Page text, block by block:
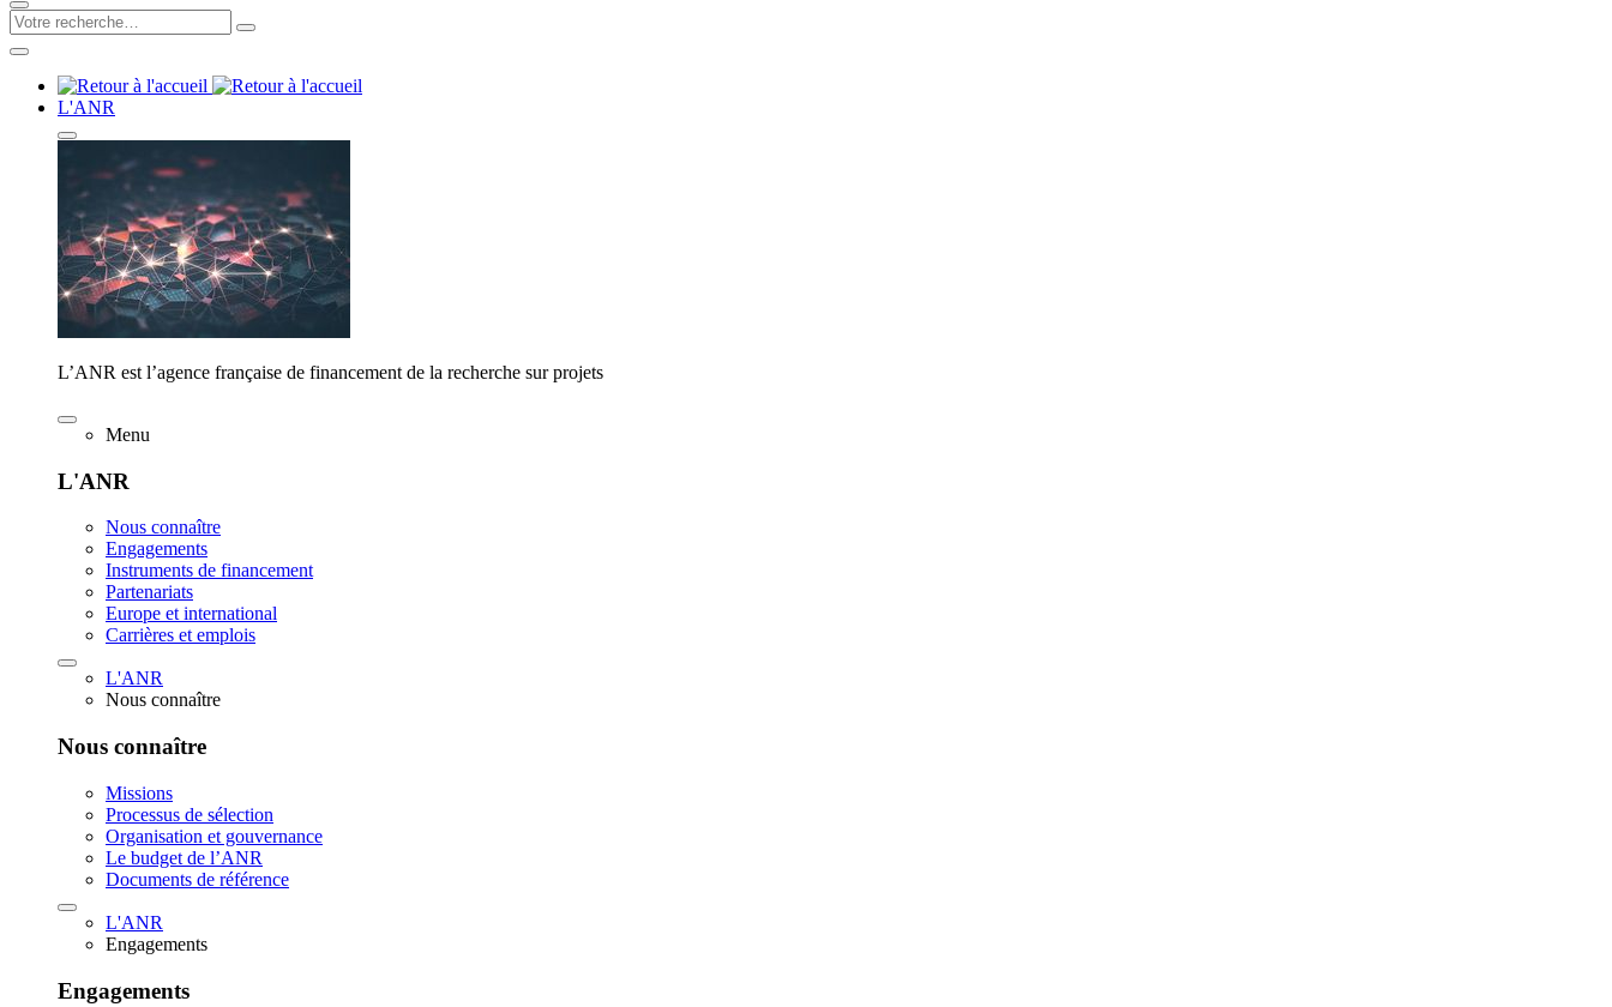
L'ANR
L’ANR est l’agence française de financement de la recherche sur projets
Menu
L'ANR
Nous connaître
Engagements
Instruments de financement
Partenariats
Europe et international
Carrières et emplois
L'ANR
Nous connaître
Nous connaître
Missions
Processus de sélection
Organisation et gouvernance
Le budget de l’ANR
Documents de référence
L'ANR
Engagements
Engagements